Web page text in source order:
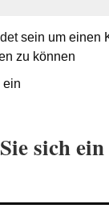
sein um einen
zu können
ein
sich ein